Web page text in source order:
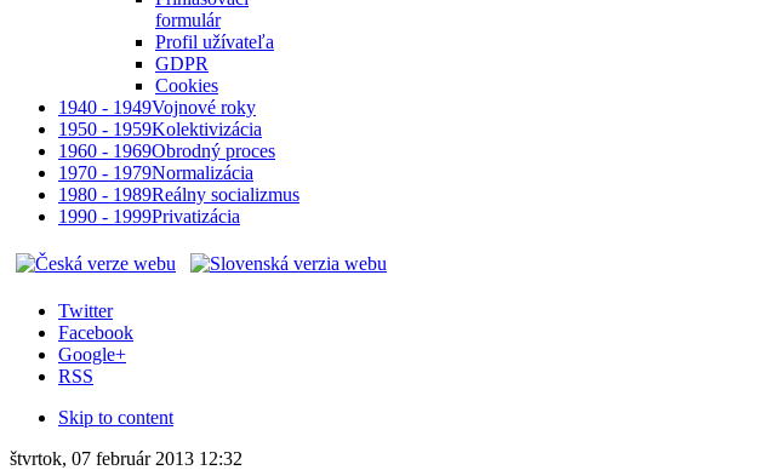
formulár
Profil užívateľa
GDPR
Cookies
1940 - 1949Vojnové roky
1950 - 1959Kolektivizácia
1960 - 1969Obrodný proces
1970 - 1979Normalizácia
1980 - 1989Reálny socializmus
1990 - 1999Privatizácia
Twitter
Facebook
Google+
RSS
Skip to content
štvrtok, 07 február 2013 12:32